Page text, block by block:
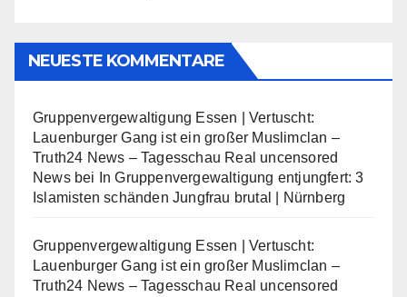
NEUESTE KOMMENTARE
Gruppenvergewaltigung Essen | Vertuscht:
Lauenburger Gang ist ein großer Muslimclan –
Truth24 News – Tagesschau Real uncensored
Newsbei
In Gruppenvergewaltigung entjungfert: 3
Islamisten schänden Jungfrau brutal | Nürnberg
Gruppenvergewaltigung Essen | Vertuscht:
Lauenburger Gang ist ein großer Muslimclan –
Truth24 News – Tagesschau Real uncensored